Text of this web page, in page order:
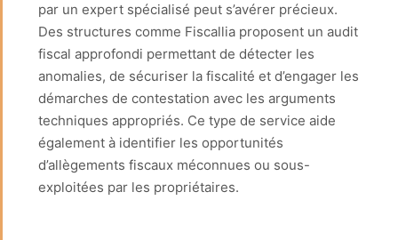
par un expert spécialisé peut s’avérer précieux.
Des structures comme Fiscallia proposent un audit
fiscal approfondi permettant de détecter les
anomalies, de sécuriser la fiscalité et d’engager les
démarches de contestation avec les arguments
techniques appropriés. Ce type de service aide
également à identifier les opportunités
d’allègements fiscaux méconnues ou sous-
exploitées par les propriétaires.